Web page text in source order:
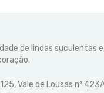
de lindas suculentas
Vale de Lousas nº